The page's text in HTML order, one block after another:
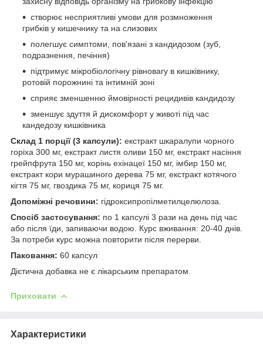
створює несприятливі умови для розмноження
грибків у кишечнику та на слизових
полегшує симптоми, пов'язані з кандидозом (зуб,
подразнення, печіння)
підтримує мікробіологічну рівновагу в кишківнику,
ротовій порожнині та інтимній зоні
сприяє зменшенню ймовірності рецидивів кандидозу
зменшує здуття й дискомфорт у животі під час
кандедозу кишківника
Склад 1 порції (3 капсули): екстракт шкаралупи чорного
горіха 300 мг, екстракт листя оливи 150 мг, екстракт насіння
грейпфрута 150 мг, корінь ехінацеї 150 мг, імбир 150 мг,
екстракт кори мурашиного дерева 75 мг, екстракт котячого
кігтя 75 мг, гвоздика 75 мг, кориця 75 мг.
Допоміжні речовини: гідроксипропілметилцелюлоза.
Спосіб застосування: по 1 капсулі 3 рази на день під час
або після їди, запиваючи водою. Курс вживання: 20-40 днів.
За потреби курс можна повторити після перерви.
Паковання: 60 капсул
Дієтична добавка не є лікарським препаратом.
Приховати
Характеристики